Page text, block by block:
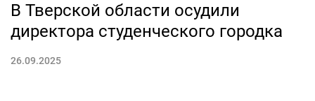
В Тверской области осудили
директора студенческого городка
26.09.2025